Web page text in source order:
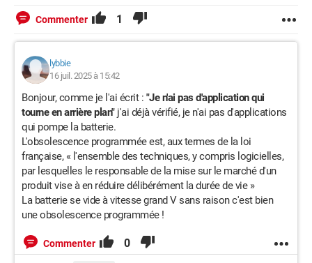
Commenter 1
lybbie
16 juil. 2025 à 15:42
Bonjour, comme je l'ai écrit : "Je n'ai pas d'application qui
tourne en arrière plan" j'ai déjà vérifié, je n'ai pas d'applications
qui pompe la batterie.
L'obsolescence programmée est, aux termes de la loi
française, « l'ensemble des techniques, y compris logicielles,
par lesquelles le responsable de la mise sur le marché d'un
produit vise à en réduire délibérément la durée de vie »
La batterie se vide à vitesse grand V sans raison c'est bien
une obsolescence programmée !
Commenter 0